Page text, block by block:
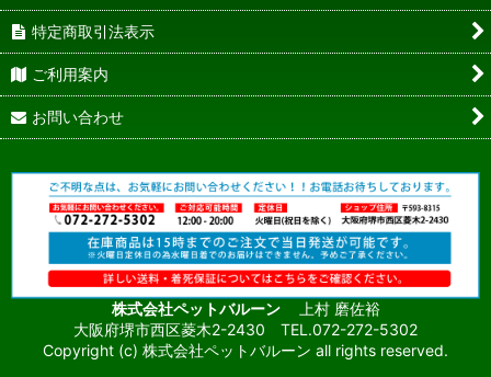
特定商取引法表示
ご利用案内
お問い合わせ
株式会社ペットバルーン
上村 磨佐裕
大阪府堺市西区菱木2-2430 TEL.072-272-5302
Copyright (c) 株式会社ペットバルーン all rights reserved.